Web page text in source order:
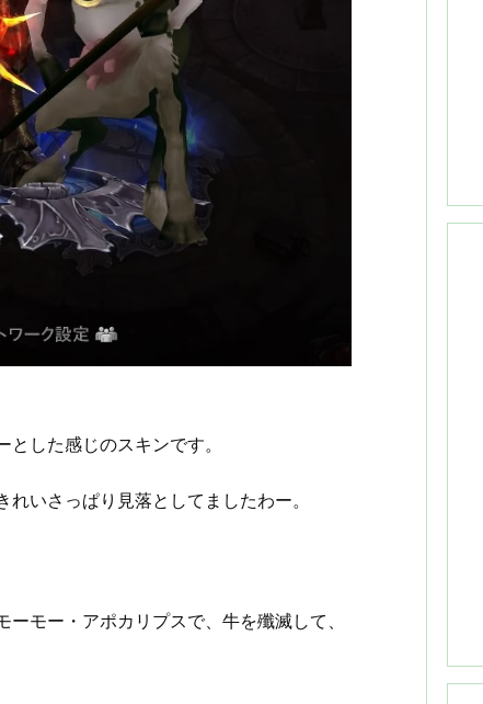
した感じのスキンです。
いさっぱり見落としてましたわー。
モー・アポカリプスで、牛を殲滅して、